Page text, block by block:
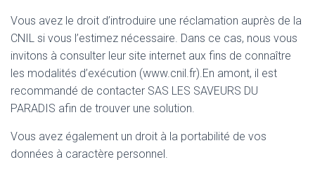
Vous avez le droit d’introduire une réclamation auprès de la
CNIL si vous l’estimez nécessaire. Dans ce cas, nous vous
invitons à consulter leur site internet aux fins de connaître
les modalités d’exécution (www.cnil.fr).En amont, il est
recommandé de contacter SAS LES SAVEURS DU
PARADIS afin de trouver une solution.
Vous avez également un droit à la portabilité de vos
données à caractère personnel.